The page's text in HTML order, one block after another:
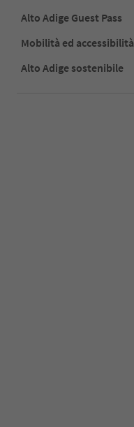
Alto Adige Guest Pass
Mobilità ed accessibilità
Alto Adige sostenibile